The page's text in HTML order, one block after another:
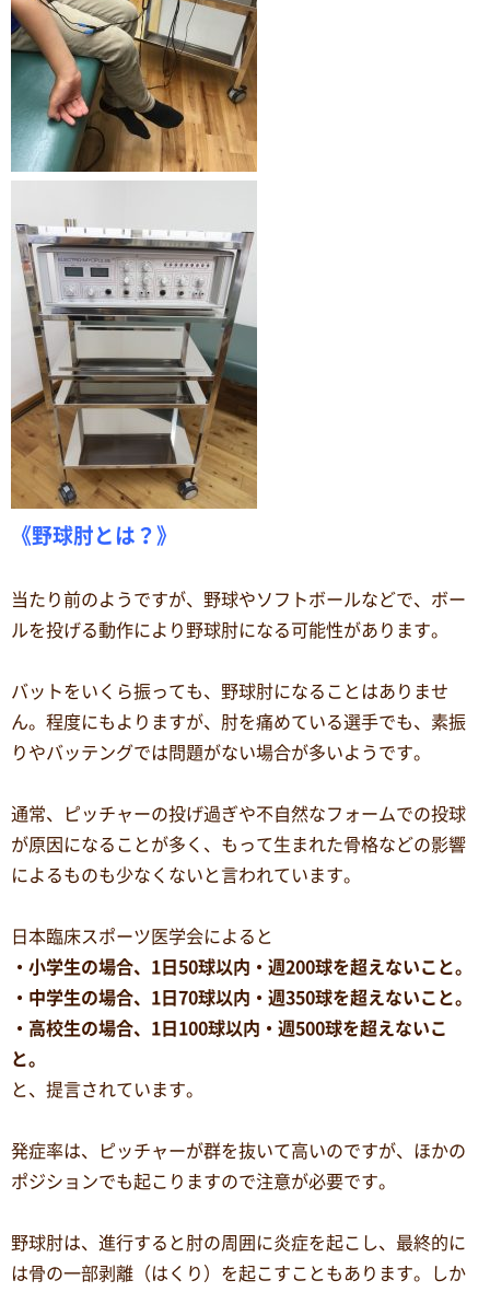
《野球肘とは？》
当たり前のようですが、野球やソフトボールなどで、ボー
ルを投げる動作により野球肘になる可能性があります。
バットをいくら振っても、野球肘になることはありませ
ん。程度にもよりますが、肘を痛めている選手でも、素振
りやバッテングでは問題がない場合が多いようです。
通常、ピッチャーの投げ過ぎや不自然なフォームでの投球
が原因になることが多く、もって生まれた骨格などの影響
によるものも少なくないと言われています。
日本臨床スポーツ医学会によると
・小学生の場合、1日50球以内・週200球を超えないこと。
・中学生の場合、1日70球以内・週350球を超えないこと。
・高校生の場合、1日100球以内・週500球を超えないこ
と。
と、提言されています。
発症率は、ピッチャーが群を抜いて高いのですが、ほかの
ポジションでも起こりますので注意が必要です。
野球肘は、進行すると肘の周囲に炎症を起こし、最終的に
は骨の一部剥離（はくり）を起こすこともあります。しか